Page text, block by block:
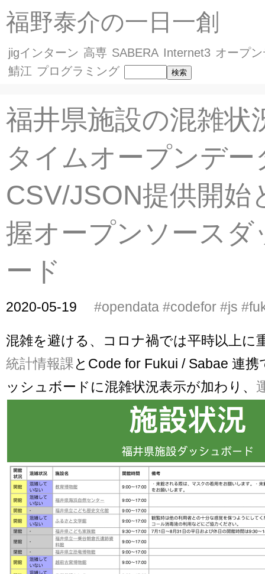
福野泰介の一日一創
jigインターン 高専 SABERA Internet3 オープ
鯖江 プログラミング
福井県施設の混雑状
タイムオープンデー
CSV/JSON提供開始
握オープンソースダ
ード
2020-05-19 #opendata #codefor #js
混雑を避ける、コロナ禍では平時以上に
統計情報課とCode for Fukui / Sabae 連
ッシュボードに混雑状況表示が加わり、